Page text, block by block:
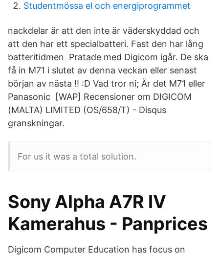
Studentmössa el och energiprogrammet
nackdelar är att den inte är väderskyddad och
att den har ett specialbatteri. Fast den har lång
batteritidmen Pratade med Digicom igår. De ska
få in M71 i slutet av denna veckan eller senast
början av nästa !! :D Vad tror ni; Är det M71 eller
Panasonic [WAP] Recensioner om DIGICOM
(MALTA) LIMITED (OS/658/T) - Disqus
granskningar.
For us it was a total solution.
Sony Alpha A7R IV
Kamerahus - Panprices
Digicom Computer Education has focus on